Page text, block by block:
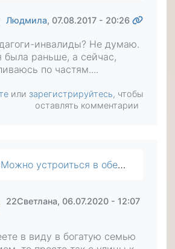
Людмила, 07.08.2017 - 20:26
инвалиды? Не думаю.
была раньше, а сейчас,
по частям....
или зарегистрируйтесь, чтобы
оставлять комментарии
Можно устроиться в обеспеченную семью.Такие педагоги в цене.Не рассматривали такой вариант?
22Светлана, 06.07.2020 - 12:07
в виду в богатую семью